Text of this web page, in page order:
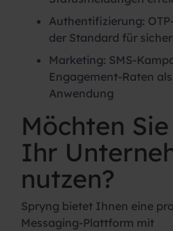
Authentifizierung:
der Standard für
Marketing: SMS-
Engagement-Raten
Anwendung
Möchten
Ihr
nutzen?
Spryng bietet Ihnen eine
Messaging-Plattform mit